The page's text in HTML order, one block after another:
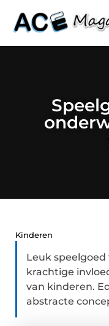
Kinderen
Leuk
krachtige
van kinderen.
abstracte